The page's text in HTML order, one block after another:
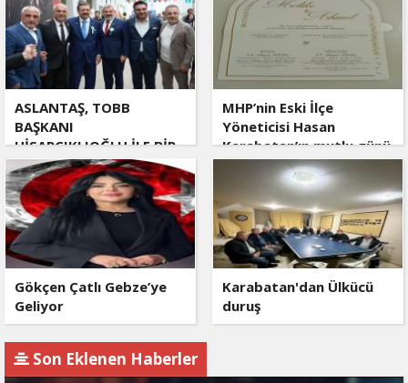
ASLANTAŞ, TOBB
BAŞKANI
HİSARCIKLIOĞLU İLE BİR
ARAYA GELDİ
MHP’nin Eski İlçe
Yöneticisi Hasan
Karabatan’ın mutlu günü
Gökçen Çatlı Gebze’ye
Geliyor
Karabatan'dan Ülkücü
duruş
Son Eklenen Haberler